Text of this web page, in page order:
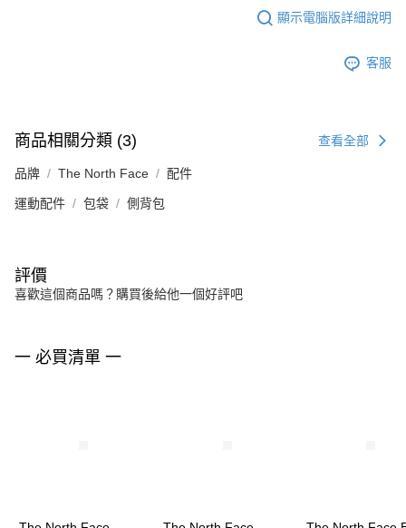
顯示電腦版詳細說明
客服
商品相關分類 (3) 查看全部
品牌 The North Face 配件
運動配件 包袋 側背包
評價
喜歡這個商品嗎？購買後給他一個好評吧
一 必買清單 一